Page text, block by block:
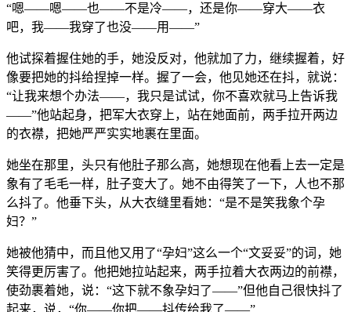
“嗯——嗯——也——不是冷——，还是你——穿大——衣
吧，我——我穿了也没——用——”
他试探着握住她的手，她没反对，他就加了力，继续握着，好
像要把她的抖给捏掉一样。握了一会，他见她还在抖，就说：
“让我来想个办法——，我只是试试，你不喜欢就马上告诉我
——”他站起身，把军大衣穿上，站在她面前，两手拉开两边
的衣襟，把她严严实实地裹在里面。
她坐在那里，头只有他肚子那么高，她想现在他看上去一定是
象有了毛毛一样，肚子变大了。她不由得笑了一下，人也不那
么抖了。他垂下头，从大衣缝里看她：“是不是笑我象个孕
妇？”
她被他猜中，而且他又用了“孕妇”这么一个“文妥妥”的词，她
笑得更厉害了。他把她拉站起来，两手拉着大衣两边的前襟，
使劲裹着她，说：“这下就不象孕妇了——”但他自己很快抖了
起来，说，“你——你把——抖传给我了——”